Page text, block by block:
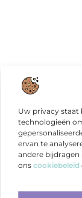
Uw privacy staat
technologieën
ervan te
andere bijdragen
ons cookiebeleid